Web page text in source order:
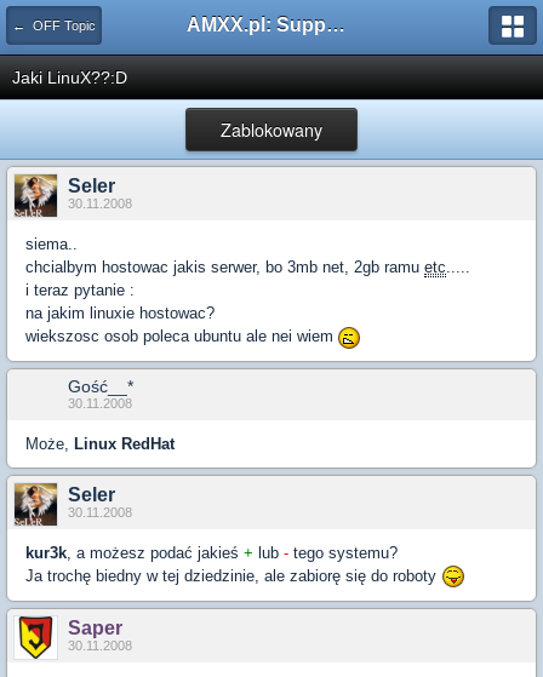
← OFF Topic AMXX.pl: Support AMX Mod X i SourceMod
Jaki LinuX??:D
Zablokowany
Seler
30.11.2008
siema..
chcialbym hostowac jakis serwer, bo 3mb net, 2gb ramu etc.....
i teraz pytanie :
na jakim linuxie hostowac?
wiekszosc osob poleca ubuntu ale nei wiem
Gość__*
30.11.2008
Może, Linux RedHat
Seler
30.11.2008
kur3k , a możesz podać jakieś + lub - tego systemu?
Ja trochę biedny w tej dziedzinie, ale zabiorę się do roboty
Saper
30.11.2008